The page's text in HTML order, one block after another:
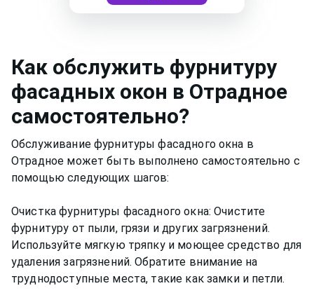
Как обслужить фурнитуру
фасадных окон в Отрадное
самостоятельно?
Обслуживание фурнитуры фасадного окна в
Отрадное может быть выполнено самостоятельно с
помощью следующих шагов:
Очистка фурнитуры фасадного окна: Очистите
фурнитуру от пыли, грязи и других загрязнений.
Используйте мягкую тряпку и моющее средство для
удаления загрязнений. Обратите внимание на
труднодоступные места, такие как замки и петли.